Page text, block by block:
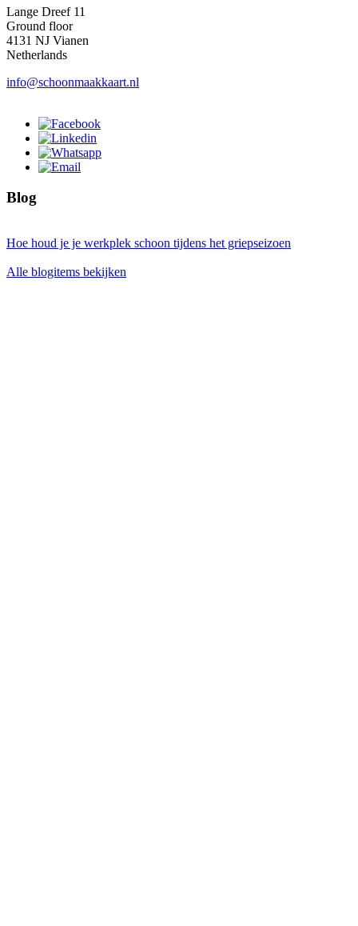
Lange Dreef 11
Ground floor
4131 NJ Vianen
Netherlands
info@schoonmaakkaart.nl
Blog
Hoe houd je je werkplek schoon tijdens het griepseizoen
Alle blogitems bekijken